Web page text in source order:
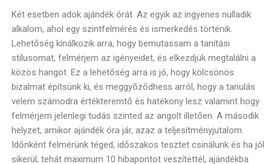
Két esetben adok ajándék órát. Az egyik az ingyenes nulladik
alkalom, ahol egy szintfelmérés és ismerkedés történik.
Lehetőség kínálkozik arra, hogy bemutassam a tanítási
stílusomat, felmérjem az igényeidet, és elkezdjük megtalálni a
közös hangot. Ez a lehetőség arra is jó, hogy kölcsönös
bizalmat építsünk ki, és meggyőződhess arról, hogy a tanulás
velem számodra értékteremtő és hatékony lesz valamint hogy
felmérjem jelenlegi tudás szinted az angolt illetően. A második
helyzet, amikor ajándék óra jár, azaz a teljesítményjutalom.
Időnként felmérünk téged, időszakos tesztet csinálunk és ha jól
sikerül, tehát maximum 10 hibapontot veszítettél, ajándékba